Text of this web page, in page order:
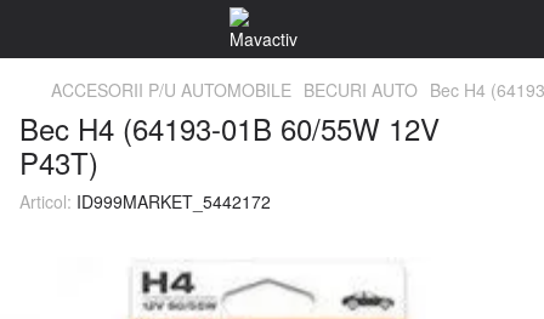
ACCESORII P/U AUTOMOBILE BECURI AUTO Bec H4
Bec H4 (64193-01B 60/55W 12V
P43T)
Articol: ID999MARKET_5442172